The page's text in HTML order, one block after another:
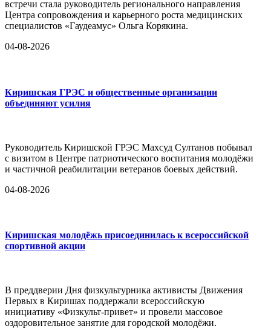
встречи стала руководитель регионального направления
Центра сопровождения и карьерного роста медицинских
специалистов «Гаудеамус» Ольга Корякина.
04-08-2026
Киришская ГРЭС и общественные организации
объединяют усилия
Руководитель Киришской ГРЭС Махсуд Султанов побывал
с визитом в Центре патриотического воспитания молодёжи
и частичной реабилитации ветеранов боевых действий.
04-08-2026
Киришская молодёжь присоединилась к всероссийской
спортивной акции
В преддверии Дня физкультурника активисты Движения
Первых в Киришах поддержали всероссийскую
инициативу «Физкульт-привет» и провели массовое
оздоровительное занятие для городской молодёжи.